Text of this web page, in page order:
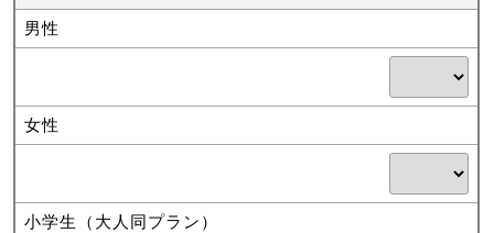
男性
女性
小学生（大人同プラン）